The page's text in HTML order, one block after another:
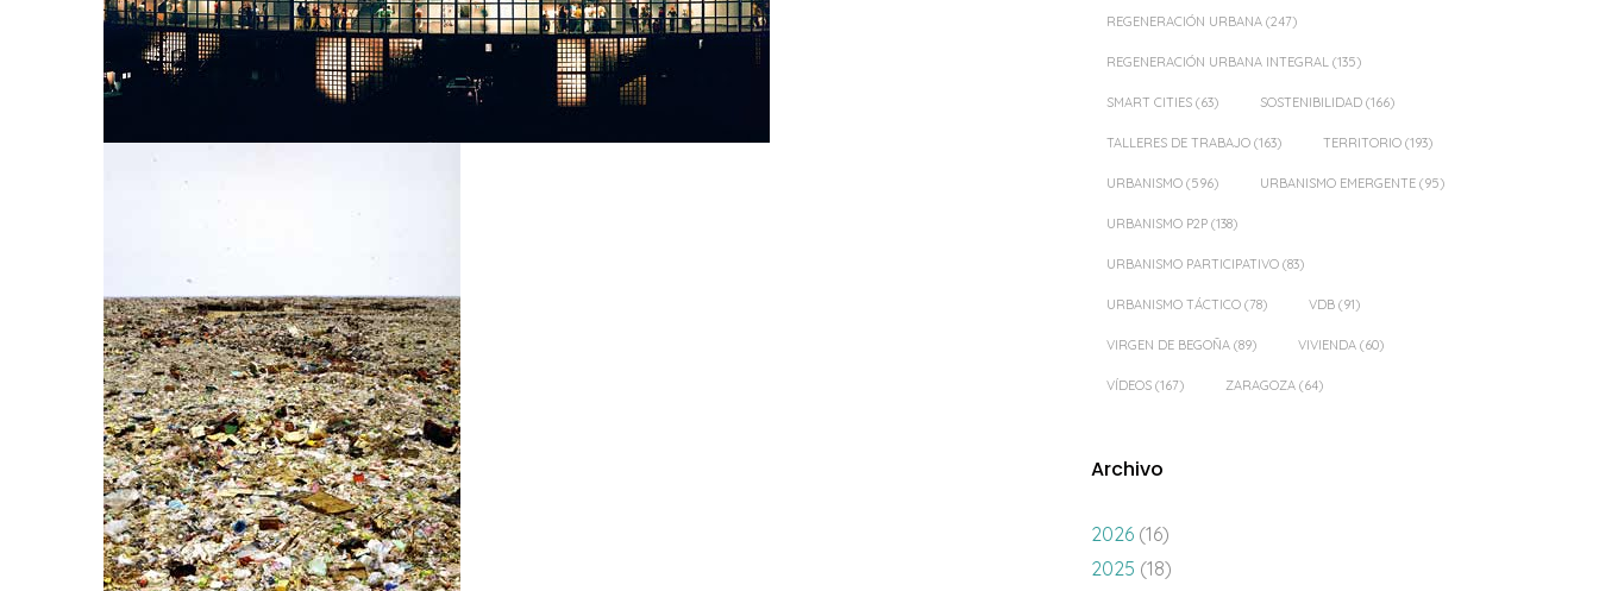
REGENERACIÓN URBANA (247)
REGENERACIÓN URBANA INTEGRAL (135)
SMART CITIES (63) SOSTENIBILIDAD (166)
TALLERES DE TRABAJO (163) TERRITORIO (193)
URBANISMO (596) URBANISMO EMERGENTE (95)
URBANISMO P2P (138)
URBANISMO PARTICIPATIVO (83)
URBANISMO TÁCTICO (78) VDB (91)
VIRGEN DE BEGOÑA (89) VIVIENDA (60)
VÍDEOS (167) ZARAGOZA (64)
Archivo
2026 (16)
2025 (18)